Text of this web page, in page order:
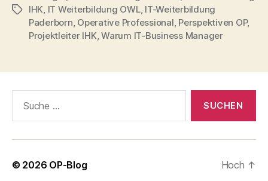
Schlagwörter
IHK IT Weiterbildung OWL, IT-Weiterbildung
Paderborn Operative Professional Perspektiven OP,
Projektleiter IHK ,Warum IT-Business Manager
nach:
© 2026 OP-Blog Hoch ↑